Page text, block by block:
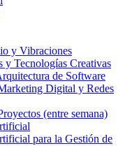
y Vibraciones
y Tecnologías Creativas
de Software
Digital y Redes
(entre semana)
para la Gestión de